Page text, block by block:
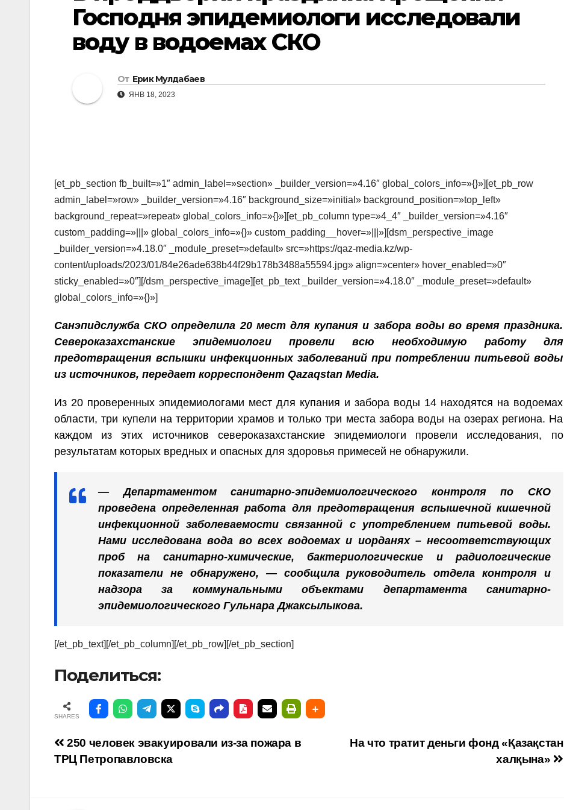
Господня эпидемиологи исследовали
воду в водоемах СКО
От Ерик Мулдабаев
ЯНВ 18, 2023
[et_pb_section fb_built=»1″ admin_label=»section» _builder_version=»4.16″ global_colors_info=»{}»][et_pb_row
admin_label=»row» _builder_version=»4.16″ background_size=»initial» background_position=»top_left»
background_repeat=»repeat» global_colors_info=»{}»][et_pb_column type=»4_4″ _builder_version=»4.16″
custom_padding=»|||» global_colors_info=»{}» custom_padding__hover=»|||»][dsm_perspective_image
_builder_version=»4.18.0″ _module_preset=»default» src=»https://qaz-media.kz/wp-
content/uploads/2023/01/84e26ade638b44f29b178b3488a55594.jpg» align=»center» hover_enabled=»0″
sticky_enabled=»0″][/dsm_perspective_image][et_pb_text _builder_version=»4.18.0″ _module_preset=»default»
global_colors_info=»{}»]
Санэпидслужба СКО определила 20 мест для купания и забора воды во время праздника.
Североказахстанские эпидемиологи провели всю необходимую работу для
предотвращения вспышки инфекционных заболеваний при потреблении питьевой воды
из источников, передает корреспондент Qazaqstan Media.
Из 20 проверенных эпидемиологами мест для купания и забора воды 14 находятся на водоемах
области, три купели на территории храмов и только три места забора воды на озерах региона. На
каждом из этих источников североказахстанские эпидемиологи провели исследования, по
результатам которых вредных и опасных для здоровья примесей не обнаружили.
— Департаментом санитарно-эпидемиологического контроля по СКО
проведена определенная работа для предотвращения вспышечной кишечной
инфекционной заболеваемости связанной с употреблением питьевой воды.
Нами исследована вода во всех водоемах и иорданях – несоответствующих
проб на санитарно-химические, бактериологические и радиологические
показатели не обнаружено, — сообщила руководитель отдела контроля и
надзора за коммунальными объектами департамента санитарно-
эпидемиологического Гульнара Джаксылыкова.
[/et_pb_text][/et_pb_column][/et_pb_row][/et_pb_section]
Поделиться:
SHARES
Навигация
по
На что тратит деньги фонд «Қазақстан
халқына»
250 человек эвакуировали из-за пожара в
ТРЦ Петропавловска